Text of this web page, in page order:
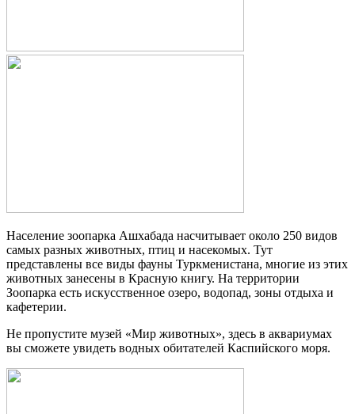
Население зоопарка Ашхабада насчитывает около 250 видов
самых разных животных, птиц и насекомых. Тут
представлены все виды фауны Туркменистана, многие из этих
животных занесены в Красную книгу. На территории
Зоопарка есть искусственное озеро, водопад, зоны отдыха и
кафетерии.
Не пропустите музей «Мир животных», здесь в аквариумах
вы сможете увидеть водных обитателей Каспийского моря.